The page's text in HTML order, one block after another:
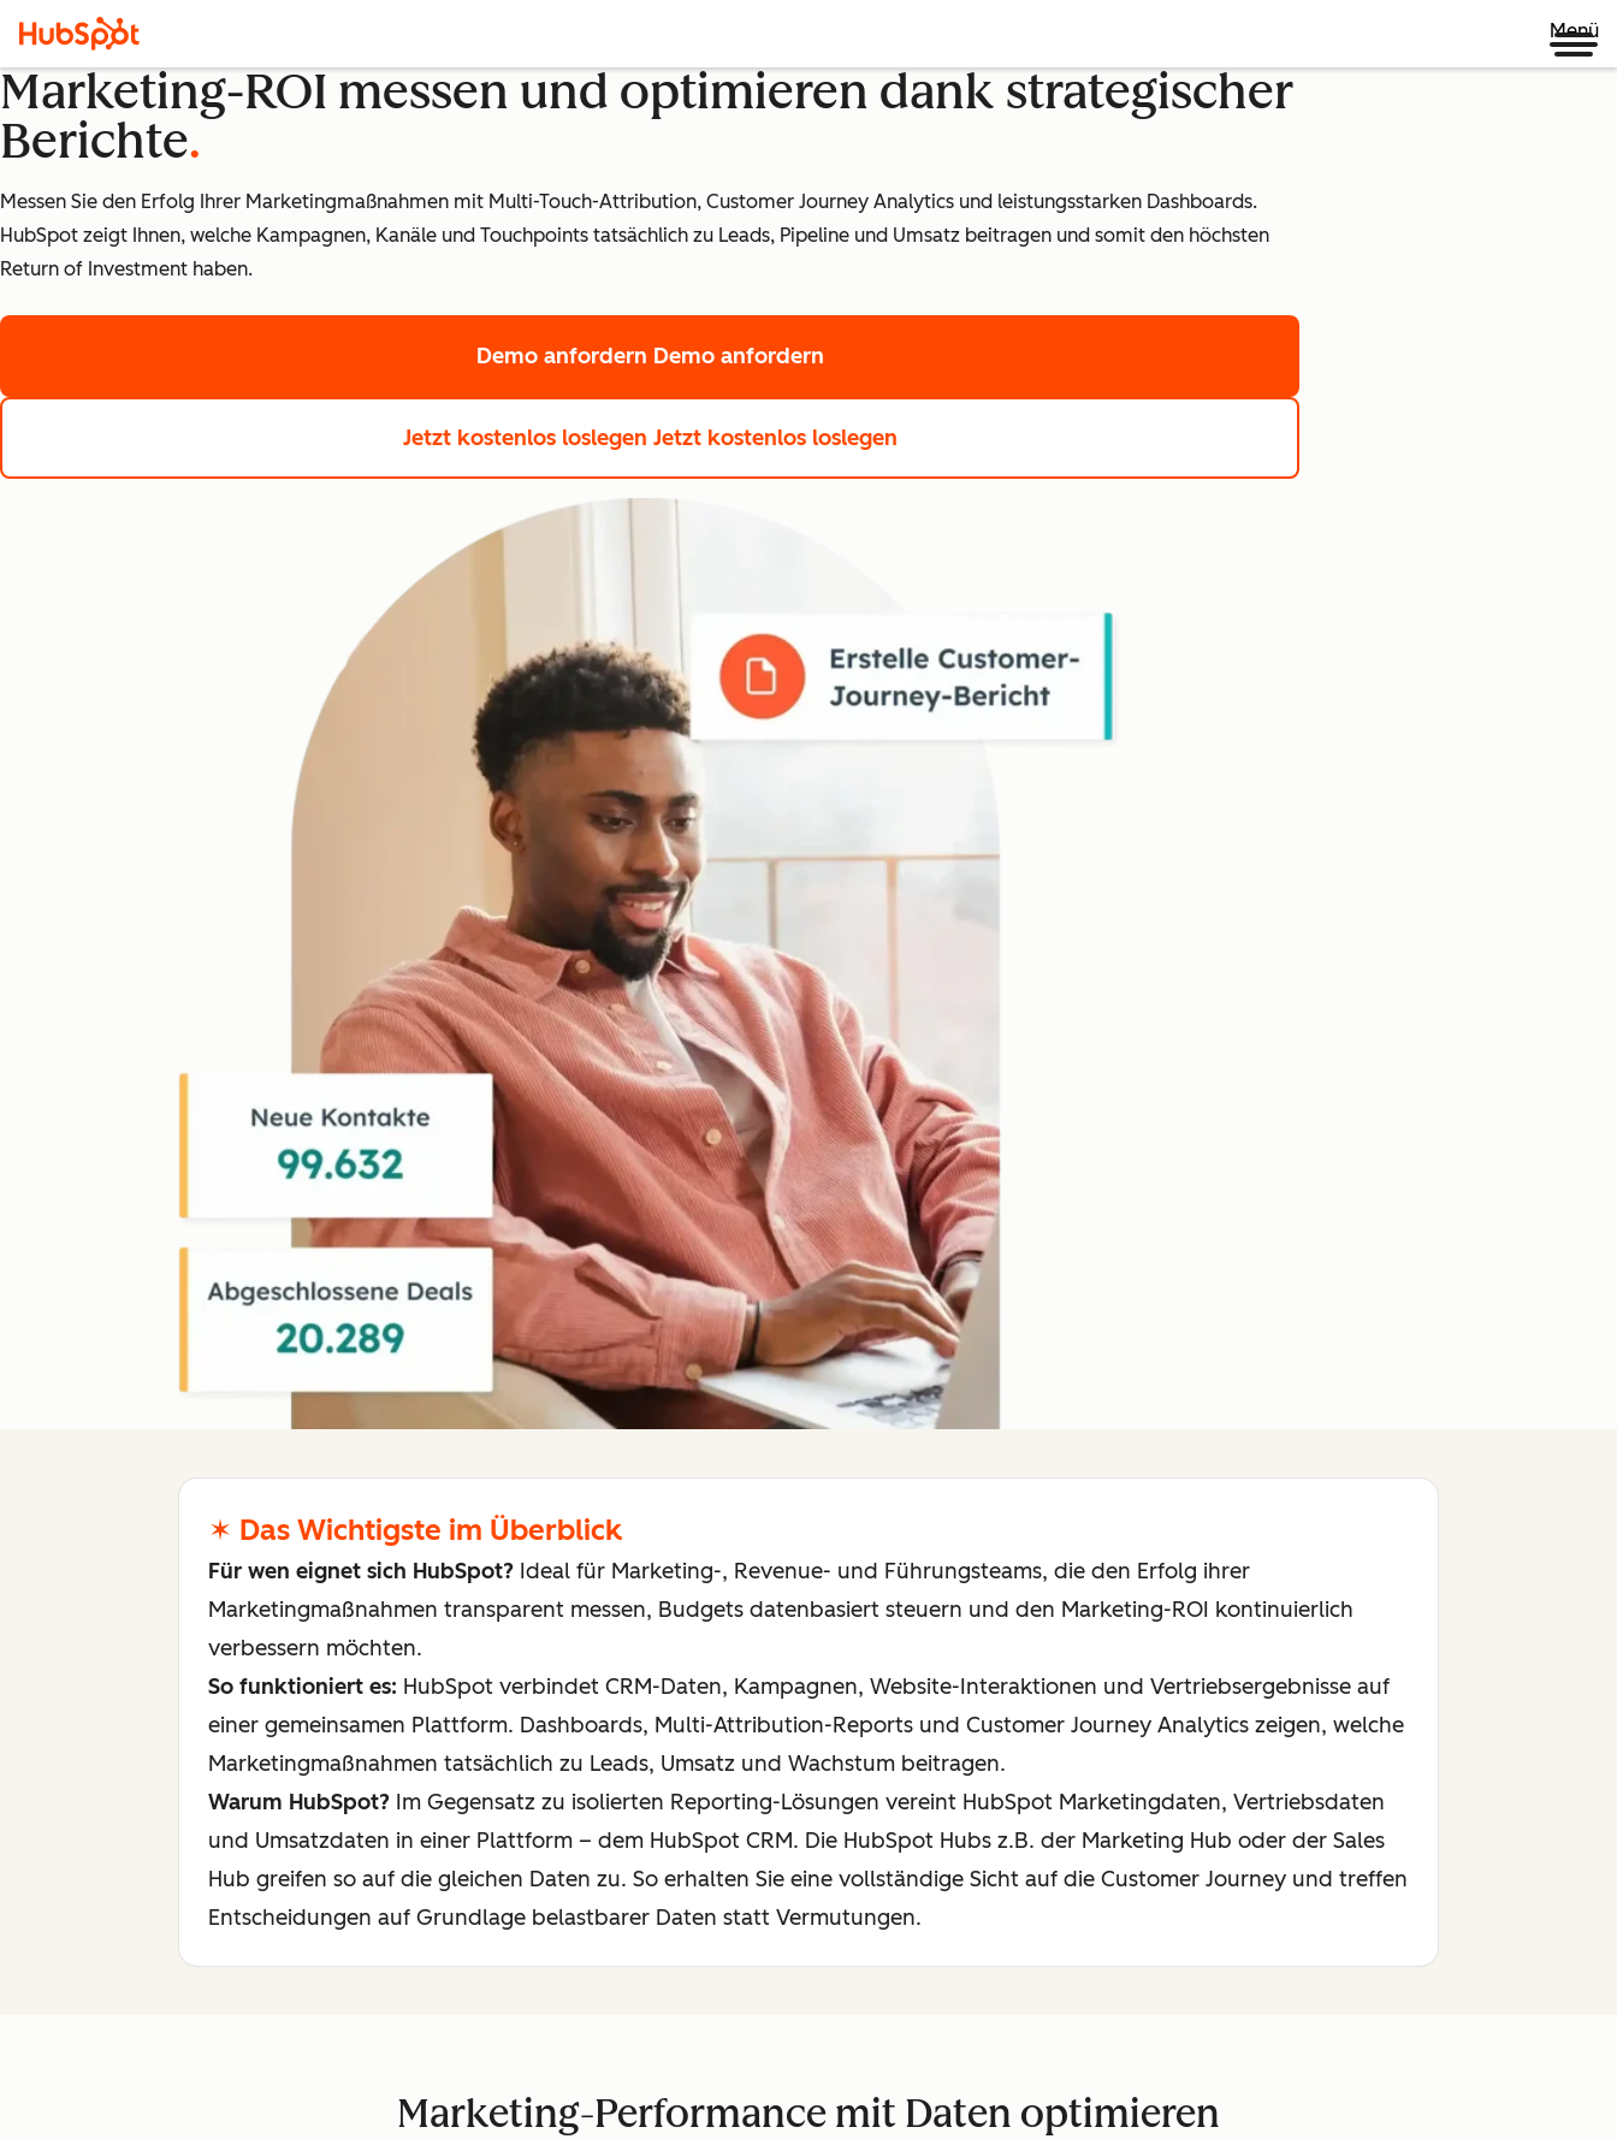
Menü
Marketing-ROI messen und optimieren dank strategischer
Berichte
Messen Sie den Erfolg Ihrer Marketingmaßnahmen mit Multi-Touch-Attribution, Customer Journey Analytics und leistungsstarken Dashboards.
HubSpot zeigt Ihnen, welche Kampagnen, Kanäle und Touchpoints tatsächlich zu Leads, Pipeline und Umsatz beitragen und somit den höchsten
Return of Investment haben.
Demo anfordern Demo anfordern
Jetzt kostenlos loslegen Jetzt kostenlos loslegen
✶ Das Wichtigste im Überblick
Für wen eignet sich HubSpot? Ideal für Marketing-, Revenue- und Führungsteams, die den Erfolg ihrer
Marketingmaßnahmen transparent messen, Budgets datenbasiert steuern und den Marketing-ROI kontinuierlich
verbessern möchten.
So funktioniert es: HubSpot verbindet CRM-Daten, Kampagnen, Website-Interaktionen und Vertriebsergebnisse auf
einer gemeinsamen Plattform. Dashboards, Multi-Attribution-Reports und Customer Journey Analytics zeigen, welche
Marketingmaßnahmen tatsächlich zu Leads, Umsatz und Wachstum beitragen.
Warum HubSpot? Im Gegensatz zu isolierten Reporting-Lösungen vereint HubSpot Marketingdaten, Vertriebsdaten
und Umsatzdaten in einer Plattform – dem HubSpot CRM. Die HubSpot Hubs z.B. der Marketing Hub oder der Sales
Hub greifen so auf die gleichen Daten zu. So erhalten Sie eine vollständige Sicht auf die Customer Journey und treffen
Entscheidungen auf Grundlage belastbarer Daten statt Vermutungen.
Marketing-Performance mit Daten optimieren